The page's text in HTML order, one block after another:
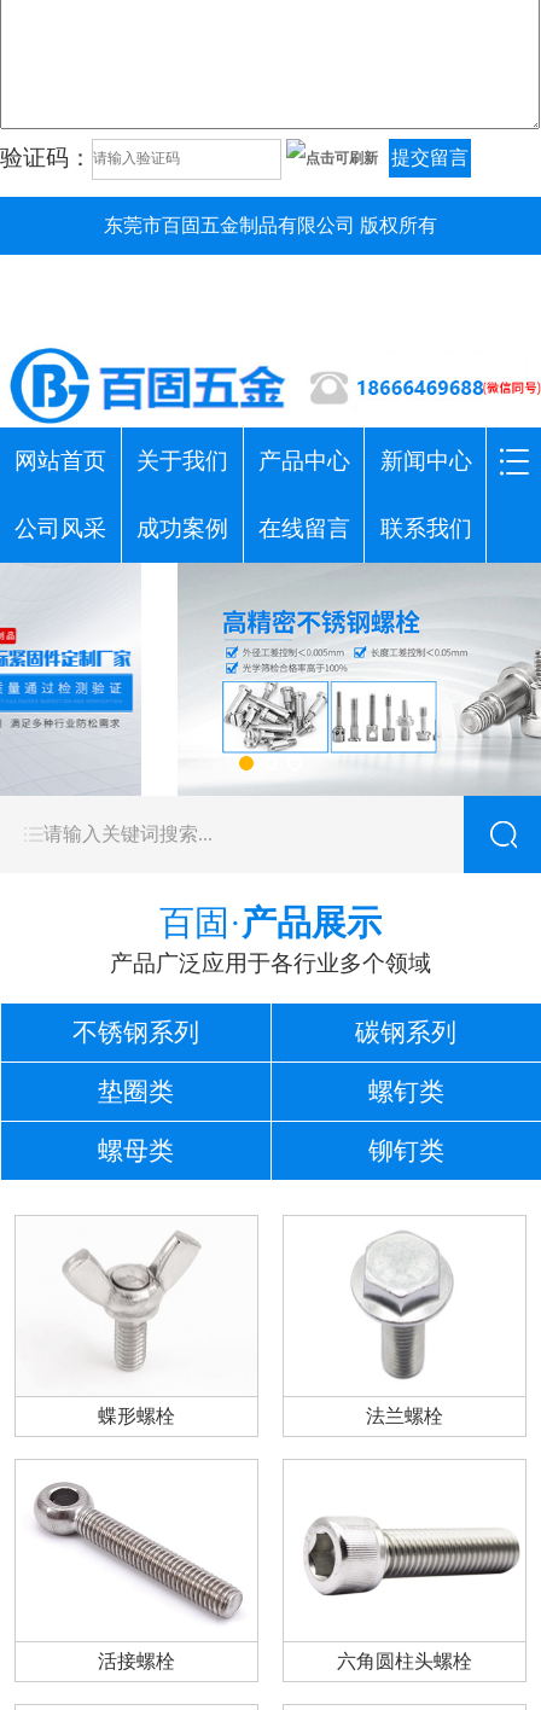
验证码： 提交留言
东莞市百固五金制品有限公司 版权所有
网站首页 关于我们 产品中心 新闻中心
公司风采 成功案例 在线留言 联系我们
百固·产品展示
产品广泛应用于各行业多个领域
不锈钢系列 碳钢系列
垫圈类 螺钉类
螺母类 铆钉类
蝶形螺栓 法兰螺栓
活接螺栓 六角圆柱头螺栓